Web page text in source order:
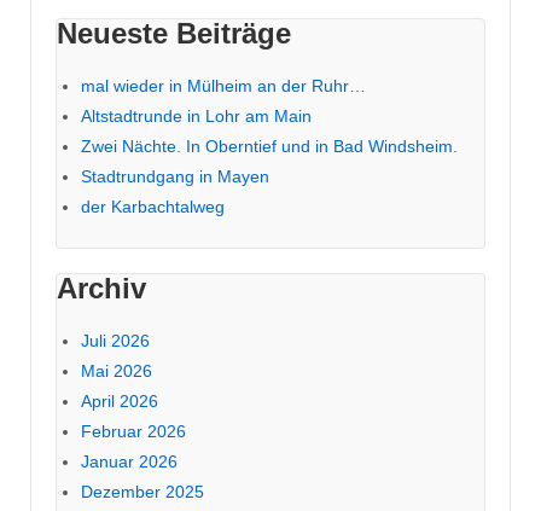
Neueste Beiträge
mal wieder in Mülheim an der Ruhr…
Altstadtrunde in Lohr am Main
Zwei Nächte. In Oberntief und in Bad Windsheim.
Stadtrundgang in Mayen
der Karbachtalweg
Archiv
Juli 2026
Mai 2026
April 2026
Februar 2026
Januar 2026
Dezember 2025